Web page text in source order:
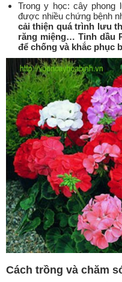
Trong y học: cây phong
được nhiều chứng bệnh
cải thiện quá trình lưu
răng miệng… Tinh dầu
để chống và khắc phục
Cách trồng và chăm